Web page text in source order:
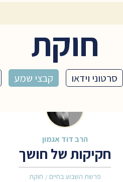
חוקת
סרטוני וידאו קבצי שמע
הרב דוד אגמון
חקיקות של חושך
פרשת השבוע בחיים / חוקת